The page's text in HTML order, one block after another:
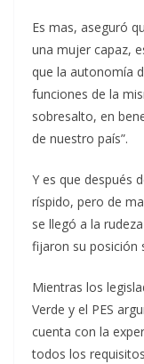
Es mas, aseguró
una mujer capaz,
que la autonomía
funciones de la
sobresalto, en
de nuestro país”.
Y es que después
ríspido, pero de
se llegó a la
fijaron su posición
Mientras los
Verde y el PES
cuenta con la
todos los